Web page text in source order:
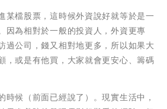
某檔股票，這時候外資說好就等於是一
因為相對於一般的投資人，外資更專
過公司，錢又相對地更多，所以如果大
，或是有他買，大家就會更安心、籌碼
時候（前面已經說了）。現實生活中，